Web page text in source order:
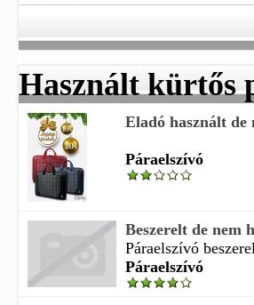
Használt kürtős
Eladó használt
Páraelszívó
Beszerelt de nem
Páraelszívó
Páraelszívó